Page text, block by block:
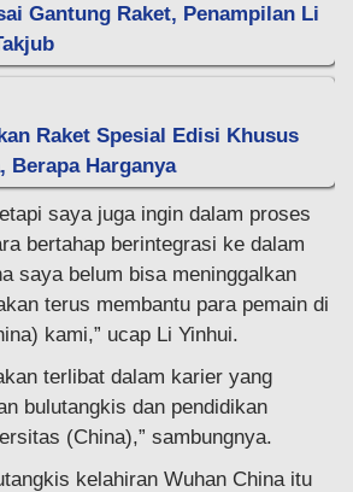
Gantung Raket, Penampilan Li
Raket Spesial Edisi Khusus
Berapa Harganya
saya juga ingin dalam proses
bertahap berintegrasi ke dalam
saya belum bisa meninggalkan
terus membantu para pemain di
kami,” ucap Li Yinhui.
terlibat dalam karier yang
bulutangkis dan pendidikan
(China),” sambungnya.
kelahiran Wuhan China itu